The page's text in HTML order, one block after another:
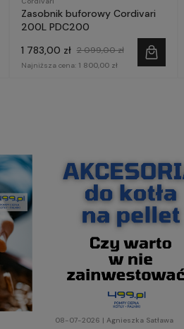
Zasobnik buforowy Cordivari
200L PDC200
1 783,00 zł 2 099,00 zł
Najniższa cena: 1 800,00 zł
08-07-2026 | Agnieszka Satława